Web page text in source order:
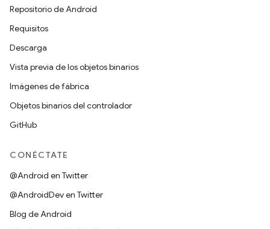
Repositorio de Android
Requisitos
Descarga
Vista previa de los objetos binarios
Imágenes de fábrica
Objetos binarios del controlador
GitHub
CONÉCTATE
@Android en Twitter
@AndroidDev en Twitter
Blog de Android